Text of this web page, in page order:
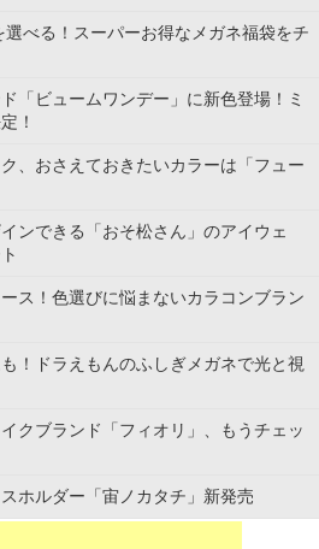
選べる！スーパーお得なメガネ福袋をチ
「ビュームワンデー」に新色登場！ミ
！
、おさえておきたいカラーは「フュー
ンできる「おそ松さん」のアイウェ
ス！色選びに悩まないカラコンブラン
！ドラえもんのふしぎメガネで光と視
クブランド「フィオリ」、もうチェッ
ホルダー「宙ノカタチ」新発売